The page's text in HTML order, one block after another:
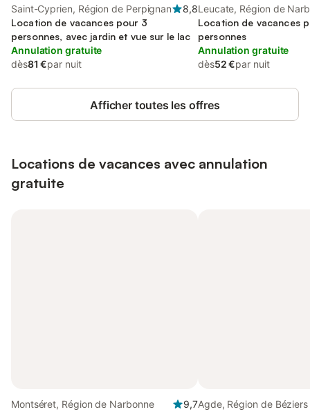
Saint-Cyprien, Région de Perpignan
8,8
Location de vacances pour 3
personnes, avec jardin et vue sur le lac
Annulation gratuite
dès81 €par nuit
Leucate, Région de
Location de vacances
personnes
Annulation gratuite
dès52 €par nuit
Afficher toutes les offres
Locations de vacances avec annulation
gratuite
Montséret, Région de Narbonne
9,7Agde, Région de Béziers